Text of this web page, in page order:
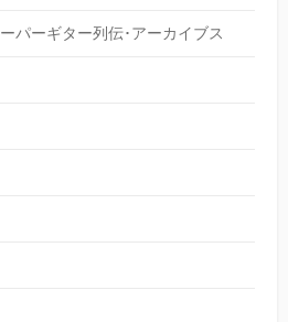
パーギター列伝･アーカイブス